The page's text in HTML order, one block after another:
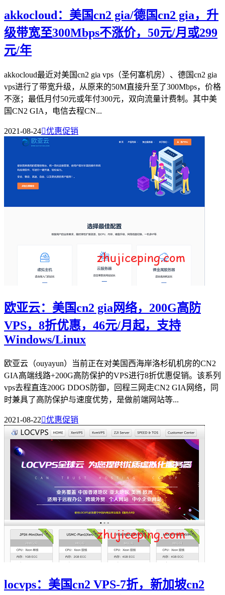
akkocloud：美国cn2 gia/德国cn2 gia，升
级带宽至300Mbps不涨价，50元/月或299
元/年
akkocloud最近对美国cn2 gia vps（圣何塞机房）、德国cn2 gia
vps进行了带宽升级，从原来的50M直接升至了300Mbps，价格
不涨；最低月付50元或年付300元，双向流量计费制。其中美
国CN2 GIA，电信去程CN...
2021-08-24优惠促销
欧亚云：美国cn2 gia网络，200G高防
VPS，8折优惠，46元/月起，支持
Windows/Linux
欧亚云（ouyayun）当前正在对美国西海岸洛杉矶机房的CN2
GIA高端线路+200G高防保护的VPS进行8折优惠促销。该系列
vps去程直连200G DDOS防御，回程三网走CN2 GIA网络，同
时兼具了高防保护与速度优势，是做前端网站等...
2021-08-22优惠促销
locvps：美国cn2 VPS-7折，新加坡cn2